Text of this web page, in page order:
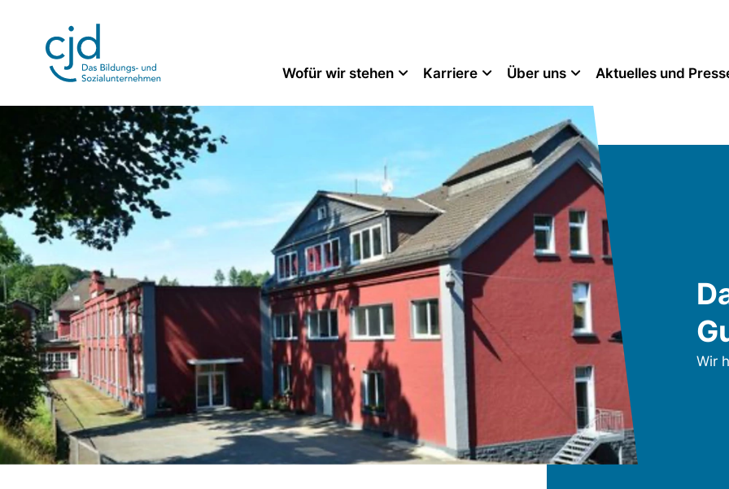
Wofür wir stehen
Karriere Über uns Aktuelles und
Wir